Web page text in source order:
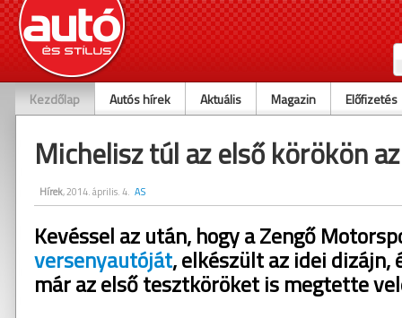
Kezdőlap Autós hírek Aktuális Magazin Előfizetés
Michelisz túl az első körökön
Hírek, 2014. április. 4. AS
Kevéssel az után, hogy a Zengő
versenyautóját, elkészült az idei dizájn,
már az első tesztköröket is megtette